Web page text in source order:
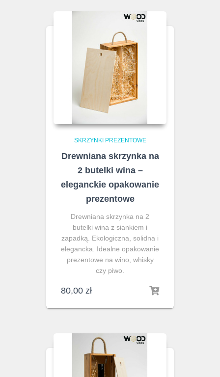
SKRZYNKI PREZENTOWE
Drewniana skrzynka na
2 butelki wina –
eleganckie opakowanie
prezentowe
Drewniana skrzynka na 2
butelki wina z siankiem i
zapadką. Ekologiczna, solidna i
elegancka. Idealne opakowanie
prezentowe na wino, whisky
czy piwo.
80,00 zł